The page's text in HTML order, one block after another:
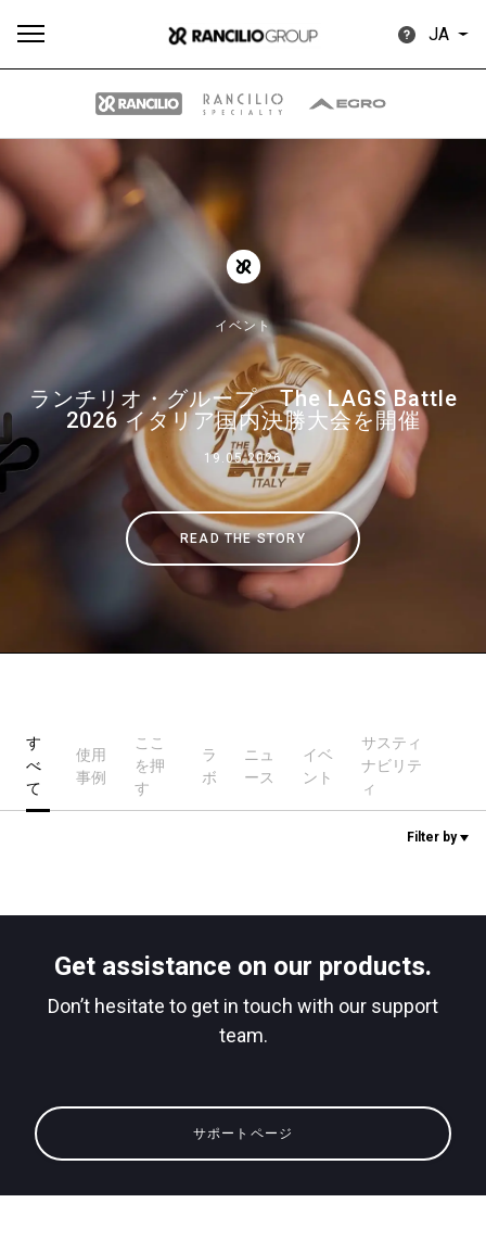
JA
イベント
ランチリオ・グループ、The LAGS Battle
2026 イタリア国内決勝大会を開催
19.05.2026
READ THE STORY
す
べ
て
使用
事例
ここ
を押
す
ラ
ボ
ニュ
ース
イベ
ント
サスティ
ナビリテ
ィ
Filter by
Get assistance on our products.
Don’t hesitate to get in touch with our support
team.
サポートページ
て
ニュ
ース
Our brands
グループ
ニュース
サスティナビリティ
プライバシーポリシー